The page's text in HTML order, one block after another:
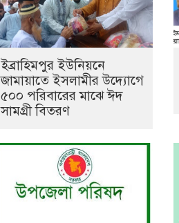
ইব্রাহিমপুর ইউনিয়নে
জামায়াতে ইসলামীর উদ্যোগে
৫০০ পরিবারের মাঝে ঈদ
সামগ্রী বিতরণ